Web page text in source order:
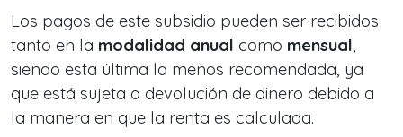
Los pagos de este subsidio pueden ser recibidos
tanto en la modalidad anual como mensual,
siendo esta última la menos recomendada, ya
que está sujeta a devolución de dinero debido a
la manera en que la renta es calculada.